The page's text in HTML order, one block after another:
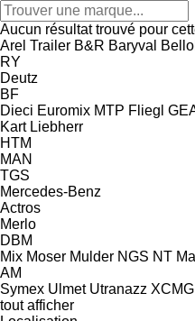
Aucun résultat trouvé pour
Arel Trailer B&R Baryval
RY
Deutz
BF
Dieci Euromix MTP Fliegl
Kart Liebherr
HTM
MAN
TGS
Mercedes-Benz
Actros
Merlo
DBM
Mix Moser Mulder NGS NT
AM
Symex Ulmet Utranazz XCMG
tout afficher